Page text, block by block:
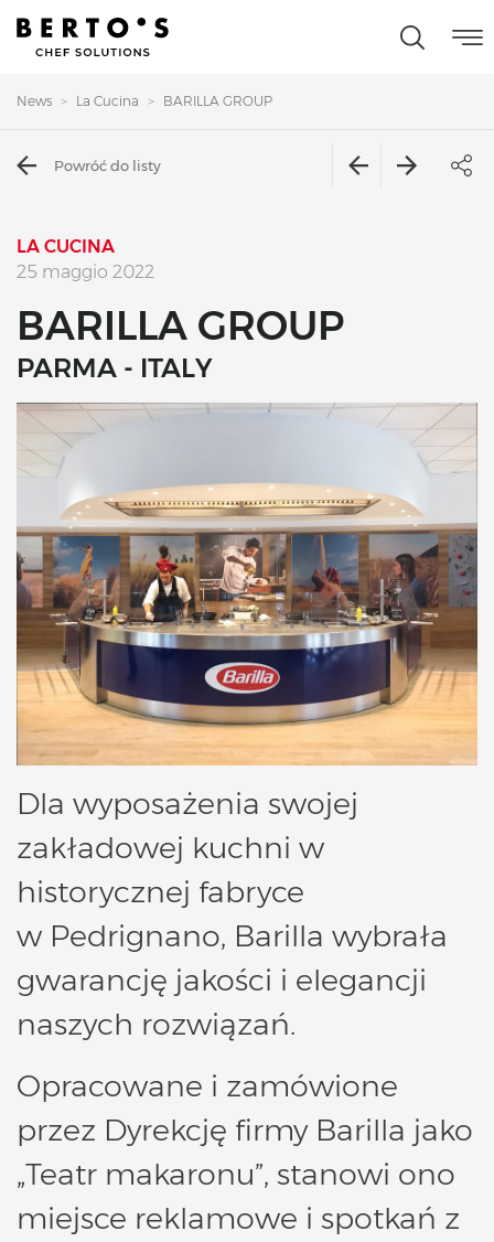
News La Cucina BARILLA GROUP
Powróć do listy
LA CUCINA
25 maggio 2022
BARILLA GROUP
PARMA - ITALY
Dla wyposażenia swojej
zakładowej kuchni w
historycznej fabryce
w Pedrignano, Barilla wybrała
gwarancję jakości i elegancji
naszych rozwiązań.
Opracowane i zamówione
przez Dyrekcję firmy Barilla jako
„Teatr makaronu”, stanowi ono
miejsce reklamowe i spotkań z